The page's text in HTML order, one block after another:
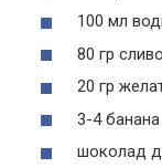
100 мл
80 гр
20 гр
3-4 банана
шоколад